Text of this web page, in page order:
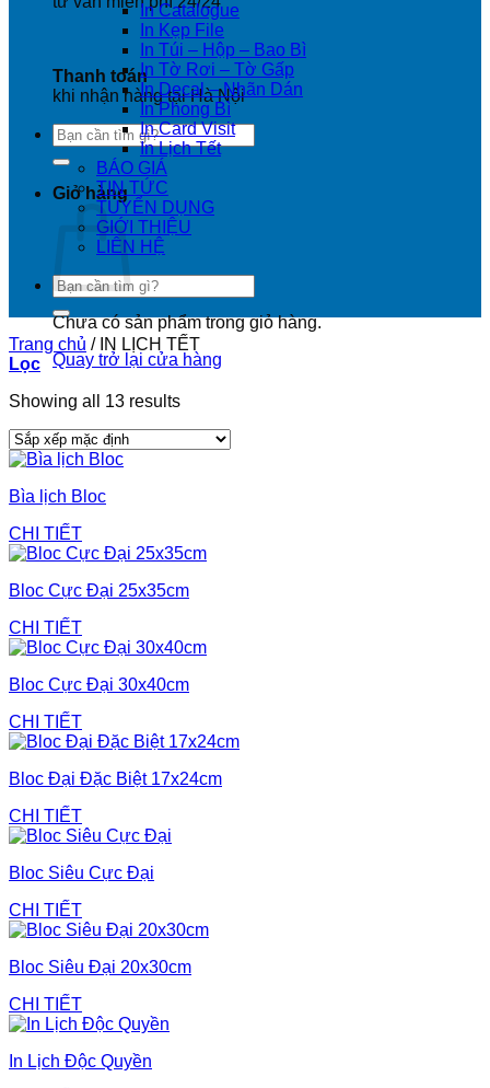
Thanh toán
khi nhận hàng tại Hà Nội
Tìm
kiếm:
Giỏ hàng
Chưa có sản phẩm trong giỏ hàng.
Quay trở lại cửa hàng
In Catalogue
In Kẹp File
In Túi – Hộp – Bao Bì
In Tờ Rơi – Tờ Gấp
In Decal – Nhãn Dán
In Phong Bì
In Card Visit
In Lịch Tết
BÁO GIÁ
TIN TỨC
TUYỂN DỤNG
GIỚI THIỆU
LIÊN HỆ
Tìm
kiếm:
Trang chủ /IN LỊCH TẾT
Lọc
Showing all 13 results
Bìa lịch Bloc
CHI TIẾT
Bloc Cực Đại 25x35cm
CHI TIẾT
Bloc Cực Đại 30x40cm
CHI TIẾT
Bloc Đại Đặc Biệt 17x24cm
CHI TIẾT
Bloc Siêu Cực Đại
CHI TIẾT
Bloc Siêu Đại 20x30cm
CHI TIẾT
In Lịch Độc Quyền